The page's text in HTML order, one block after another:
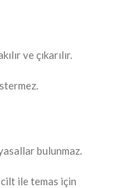
ve çıkarılır.
bulunmaz.
ile temas için